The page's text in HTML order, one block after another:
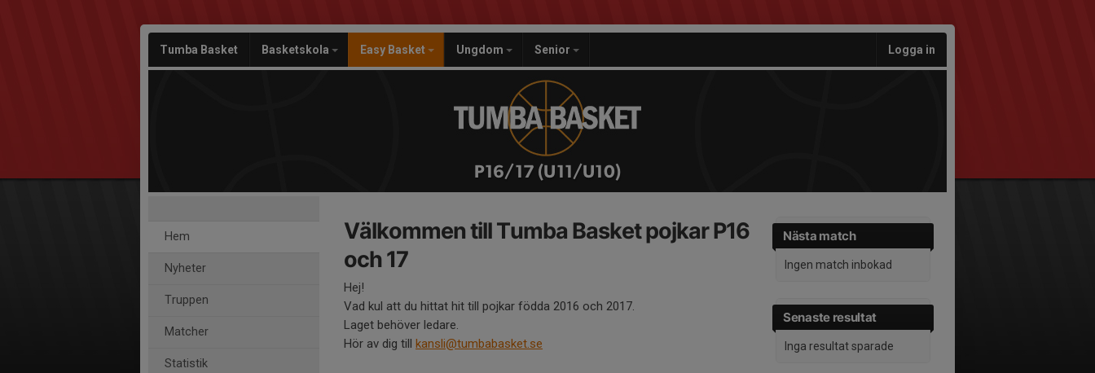
Tumba Basket Basketskola Easy Basket Ungdom Senior Logga in
P16/17 (U11/U10)
Hem
Nyheter
Truppen
Matcher
Statistik
Nästa match
Ingen match inbokad
Senaste resultat
Inga resultat sparade
Välkommen till Tumba Basket pojkar P16
och 17
Hej!
Vad kul att du hittat hit till pojkar födda 2016 och 2017.
Laget behöver ledare.
Hör av dig till kansli@tumbabasket.se